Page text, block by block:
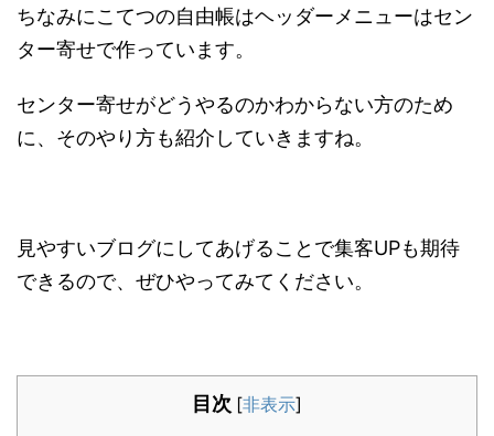
ちなみにこてつの自由帳はヘッダーメニューはセン
ター寄せで作っています。
センター寄せがどうやるのかわからない方のため
に、そのやり方も紹介していきますね。
見やすいブログにしてあげることで集客UPも期待
できるので、ぜひやってみてください。
目次 [非表示]